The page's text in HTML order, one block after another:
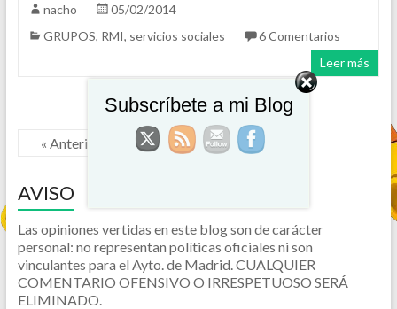
nacho
05/02/2014
GRUPOS, RMI, servicios sociales
6 Comentarios
Leer más
« Anterior
AVISO
Las opiniones vertidas en este blog son de carácter
personal: no representan políticas oficiales ni son
vinculantes para el Ayto. de Madrid. CUALQUIER
COMENTARIO OFENSIVO O IRRESPETUOSO SERÁ
ELIMINADO.
Subscríbete a mi Blog